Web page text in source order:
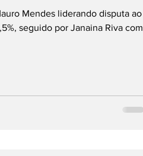
Mendes liderando disputa ao
seguido por Janaina Riva com